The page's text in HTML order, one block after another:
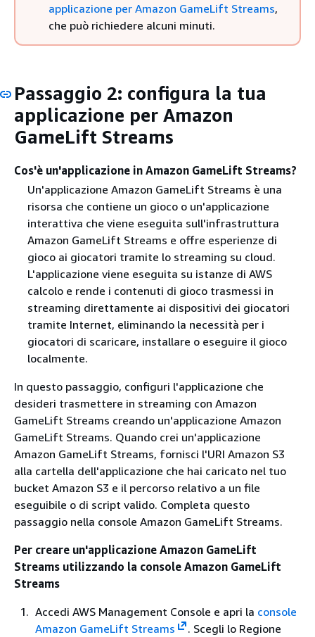
applicazione per Amazon GameLift Streams,
che può richiedere alcuni minuti.
Passaggio 2: configura la tua
applicazione per Amazon
GameLift Streams
Cos'è un'applicazione in Amazon GameLift Streams?
Un'applicazione Amazon GameLift Streams è una
risorsa che contiene un gioco o un'applicazione
interattiva che viene eseguita sull'infrastruttura
Amazon GameLift Streams e offre esperienze di
gioco ai giocatori tramite lo streaming su cloud.
L'applicazione viene eseguita su istanze di AWS
calcolo e rende i contenuti di gioco trasmessi in
streaming direttamente ai dispositivi dei giocatori
tramite Internet, eliminando la necessità per i
giocatori di scaricare, installare o eseguire il gioco
localmente.
In questo passaggio, configuri l'applicazione che
desideri trasmettere in streaming con Amazon
GameLift Streams creando un'applicazione Amazon
GameLift Streams. Quando crei un'applicazione
Amazon GameLift Streams, fornisci l'URI Amazon S3
alla cartella dell'applicazione che hai caricato nel tuo
bucket Amazon S3 e il percorso relativo a un file
eseguibile o di script valido. Completa questo
passaggio nella console Amazon GameLift Streams.
Per creare un'applicazione Amazon GameLift
Streams utilizzando la console Amazon GameLift
Streams
Accedi AWS Management Console e apri la console
Amazon GameLift Streams
. Scegli lo Regione